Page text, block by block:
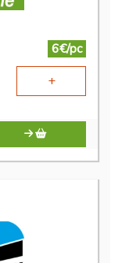
6€/pc
+